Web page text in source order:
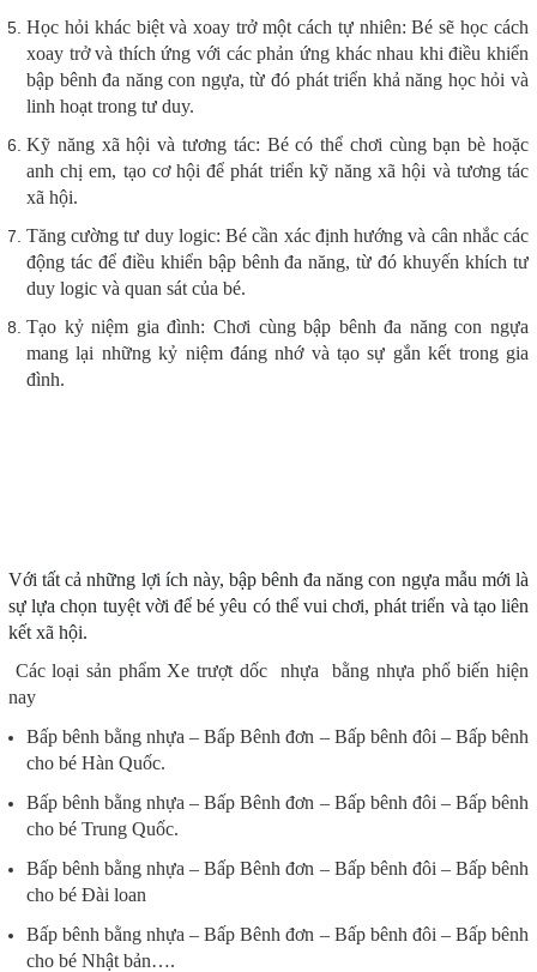
Học hỏi khác biệt và xoay trở một cách tự nhiên: Bé sẽ học cách
xoay trở và thích ứng với các phản ứng khác nhau khi điều khiển
bập bênh đa năng con ngựa, từ đó phát triển khả năng học hỏi và
linh hoạt trong tư duy.
Kỹ năng xã hội và tương tác: Bé có thể chơi cùng bạn bè hoặc
anh chị em, tạo cơ hội để phát triển kỹ năng xã hội và tương tác
xã hội.
Tăng cường tư duy logic: Bé cần xác định hướng và cân nhắc các
động tác để điều khiển bập bênh đa năng, từ đó khuyến khích tư
duy logic và quan sát của bé.
Tạo kỷ niệm gia đình: Chơi cùng bập bênh đa năng con ngựa
mang lại những kỷ niệm đáng nhớ và tạo sự gắn kết trong gia
đình.
Với tất cả những lợi ích này, bập bênh đa năng con ngựa mẫu mới là
sự lựa chọn tuyệt vời để bé yêu có thể vui chơi, phát triển và tạo liên
kết xã hội.
Các loại sản phẩm Xe trượt dốc nhựa bằng nhựa phổ biến hiện
nay
Bấp bênh bằng nhựa – Bấp Bênh đơn – Bấp bênh đôi – Bấp bênh
cho bé Hàn Quốc.
Bấp bênh bằng nhựa – Bấp Bênh đơn – Bấp bênh đôi – Bấp bênh
cho bé Trung Quốc.
Bấp bênh bằng nhựa – Bấp Bênh đơn – Bấp bênh đôi – Bấp bênh
cho bé Đài loan
Bấp bênh bằng nhựa – Bấp Bênh đơn – Bấp bênh đôi – Bấp bênh
cho bé Nhật bản….